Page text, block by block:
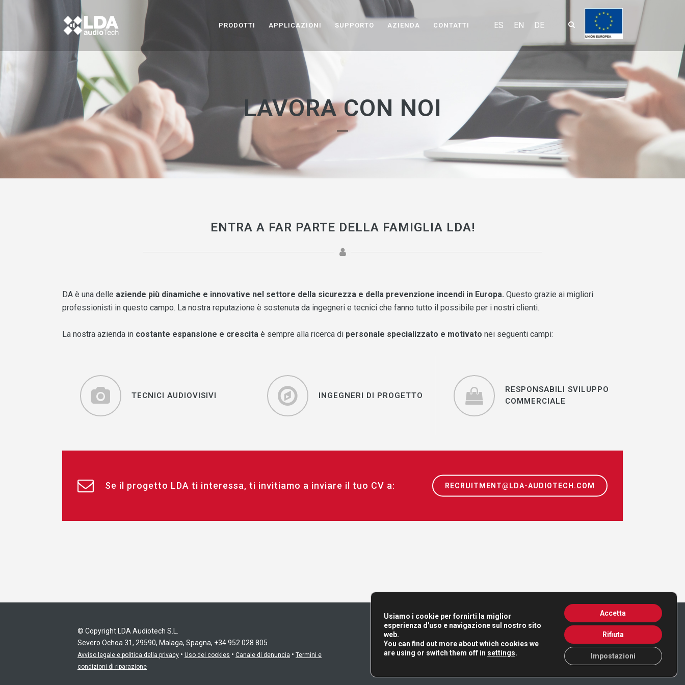
ES EN DE
PRODOTTI APPLICAZIONI SUPPORTO AZIENDA CONTATTI
LAVORA CON NOI
ENTRA A FAR PARTE DELLA FAMIGLIA LDA!
DA è una delle aziende più dinamiche e innovative nel settore della sicurezza e della prevenzione incendi in Europa. Questo grazie ai migliori
professionisti in questo campo. La nostra reputazione è sostenuta da ingegneri e tecnici che fanno tutto il possibile per i nostri clienti.
La nostra azienda in costante espansione e crescita è sempre alla ricerca di personale specializzato e motivato nei seguenti campi:
TECNICI AUDIOVISIVI
TECNICI AUDIOVISIVI INGEGNERI DI PROGETTO
INGEGNERI DI PROGETTO
RESPONSABILI SVILUPPO
COMMERCIALE
RESPONSABILI SVILUPPO
COMMERCIALE
Se il progetto LDA ti interessa, ti invitiamo a inviare il tuo CV a: RECRUITMENT@LDA-AUDIOTECH.COM
© Copyright LDA Audiotech S.L.
Severo Ochoa 31, 29590, Malaga, Spagna, +34 952 028 805
Avviso legale e politica della privacy • Uso dei cookies • Canale di denuncia • Termini e
condizioni di riparazione
Usiamo i cookie per fornirti la miglior
esperienza d'uso e navigazione sul nostro sito
web.
You can find out more about which cookies we
are using or switch them off in settings.
Accetta
Rifiuta
Impostazioni